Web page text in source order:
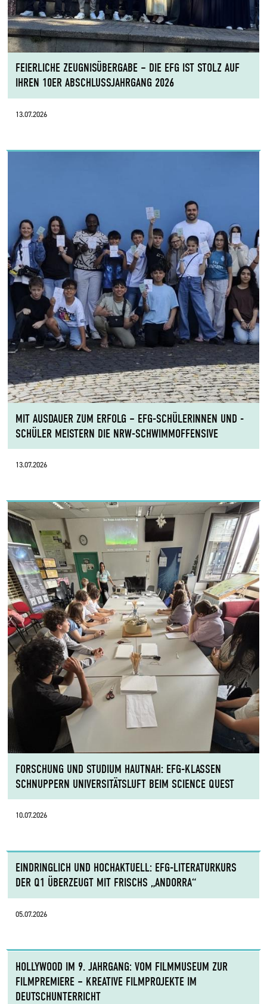
FEIERLICHE ZEUGNISÜBERGABE – DIE EFG IST STOLZ AUF
IHREN 10ER ABSCHLUSSJAHRGANG 2026
13.07.2026
MIT AUSDAUER ZUM ERFOLG – EFG-SCHÜLERINNEN UND -
SCHÜLER MEISTERN DIE NRW-SCHWIMMOFFENSIVE
13.07.2026
FORSCHUNG UND STUDIUM HAUTNAH: EFG-KLASSEN
SCHNUPPERN UNIVERSITÄTSLUFT BEIM SCIENCE QUEST
10.07.2026
EINDRINGLICH UND HOCHAKTUELL: EFG-LITERATURKURS
DER Q1 ÜBERZEUGT MIT FRISCHS „ANDORRA“
05.07.2026
HOLLYWOOD IM 9. JAHRGANG: VOM FILMMUSEUM ZUR
FILMPREMIERE – KREATIVE FILMPROJEKTE IM
DEUTSCHUNTERRICHT